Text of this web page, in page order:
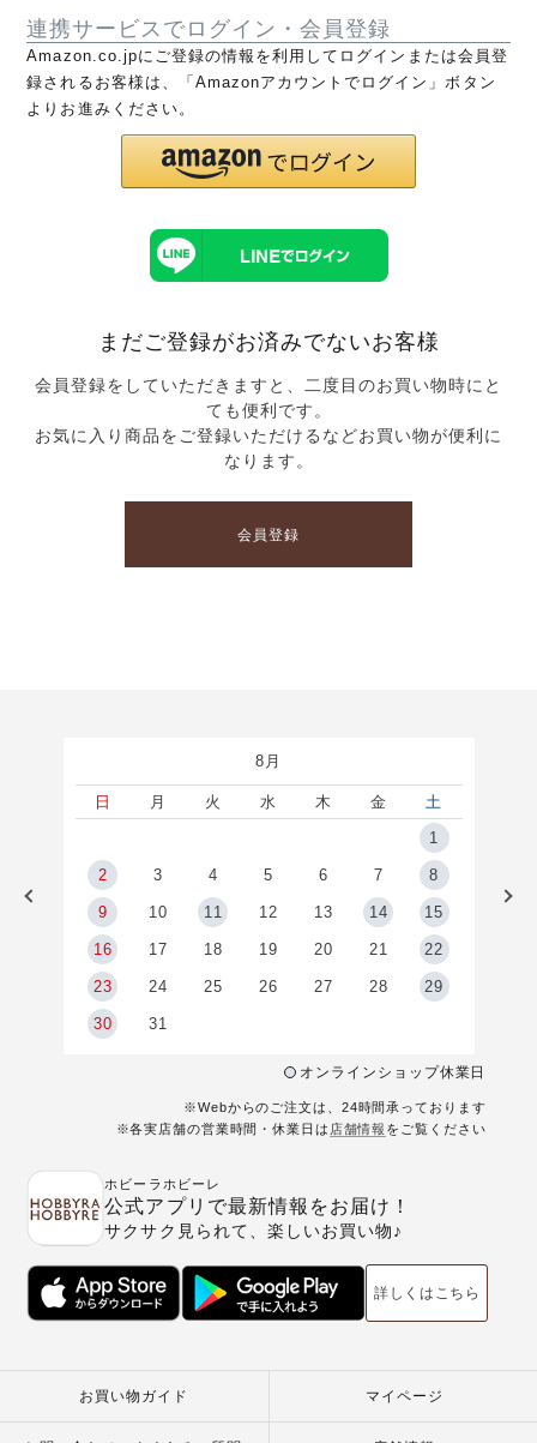
連携サービスでログイン・会員登録
Amazon.co.jpにご登録の情報を利用してログインまたは会員登
録されるお客様は、「Amazonアカウントでログイン」ボタン
よりお進みください。
まだご登録がお済みでないお客様
会員登録をしていただきますと、二度目のお買い物時にと
ても便利です。
お気に入り商品をご登録いただけるなどお買い物が便利に
なります。
会員登録
8月
日 月 火 水 木 金
土
1
2 3 4 5 6 7 8
9 10 11 12 13 14 15
16 17 18 19 20 21 22
23 24 25 26 27 28 29
30 31
オンラインショップ休業日
※Webからのご注文は、24時間承っております
※各実店舗の営業時間・休業日は 店舗情報 をご覧ください
ホビーラホビーレ
公式アプリで最新情報をお届け！
サクサク見られて、楽しいお買い物♪
詳しくはこちら
お買い物ガイド マイページ